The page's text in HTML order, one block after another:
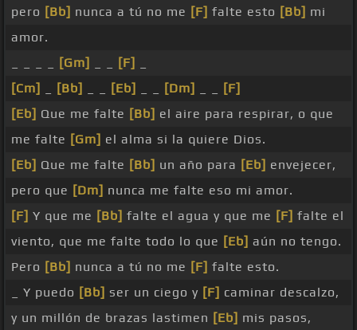
pero [Bb] nunca a tú no me [F] falte esto [Bb] mi
amor.
[Gm] [F]
[Cm]
[Bb] [Eb] [Dm]
[F]
[Eb] Que me falte [Bb] el aire para respirar, o que
me falte [Gm] el alma si la quiere Dios.
[Eb] Que me falte [Bb] un año para [Eb] envejecer,
pero que [Dm] nunca me falte eso mi amor.
[F] Y que me [Bb] falte el agua y que me [F] falte el
viento, que me falte todo lo que [Eb] aún no tengo.
Pero [Bb] nunca a tú no me [F] falte esto.
_ Y puedo [Bb] ser un ciego y [F] caminar descalzo,
y un millón de brazas lastimen [Eb] mis pasos,